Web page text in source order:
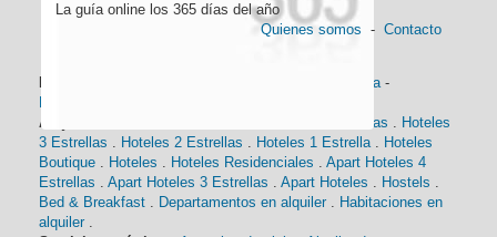
La guía online los 365 días del año
Quienes somos - Contacto
Historia-
Alojamiento:
Hoteles 4 Estrellas . Hoteles
3 Estrellas . Hoteles 2 Estrellas . Hoteles 1 Estrella. Hoteles
Boutique . Hoteles . Hoteles Residenciales . Apart Hoteles 4
Estrellas . Apart Hoteles 3 Estrellas . Apart Hoteles . Hostels .
Bed & Breakfast . Departamentos en alquiler . Habitaciones en
alquiler .